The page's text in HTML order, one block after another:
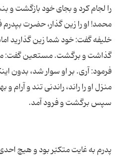
را لجام كرد و بجاى خود بازگشت
محمد! او را زین گذار، حضرت بپدرم
خلیفه گفت: خود شما زین گذارید
گذاشت و برگشت. مستعین گفت:
فرمود: آرى. بر او سوار شد، بدون
منزل او را راند، راندنى تند و
پدرم به غایت متكبّر بود و هیچ